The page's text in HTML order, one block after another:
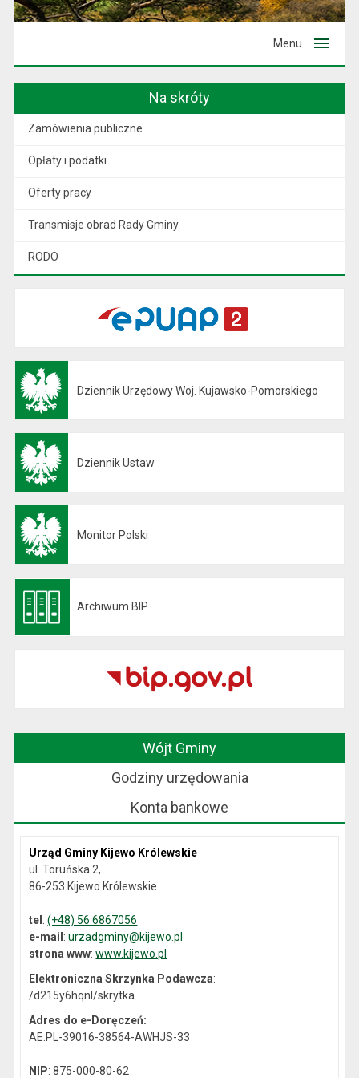
Menu
Na skróty
Zamówienia publiczne
Opłaty i podatki
Oferty pracy
Transmisje obrad Rady Gminy
RODO
Dziennik Urzędowy Woj. Kujawsko-Pomorskiego
Dziennik Ustaw
Monitor Polski
Archiwum BIP
Wójt Gminy
Godziny urzędowania
Konta bankowe
Urząd Gminy Kijewo Królewskie
ul. Toruńska 2,
86-253 Kijewo Królewskie
tel .(+48) 56 6867056
e-mail :urzadgminy@kijewo.pl
strona www:www.kijewo.pl
Elektroniczna Skrzynka Podawcza:
/d215y6hqnl/skrytka
Adres do e-Doręczeń:
AE:PL-39016-38564-AWHJS-33
NIP: 875-000-80-62